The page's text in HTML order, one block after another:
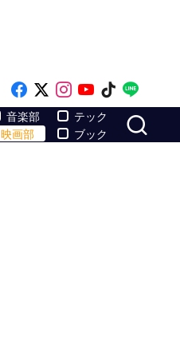
Like on Facebook
Follow on x
Follow on
Follow on
Follow
音楽部
映画部
テック
ブック